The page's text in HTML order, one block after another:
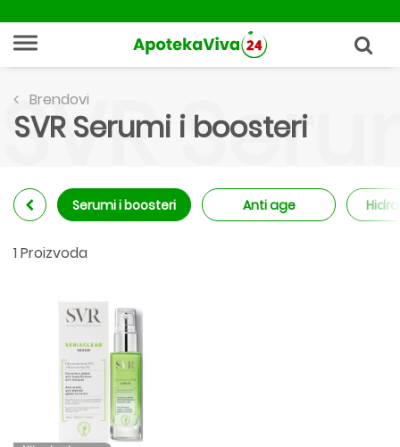
Brendovi
SVR Serumi i boosteri
SVR
Serumi i boosteri Anti age
1 Proizvoda